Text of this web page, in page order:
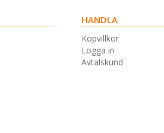
HANDLA
Köpvillkor
Logga in
Avtalskund